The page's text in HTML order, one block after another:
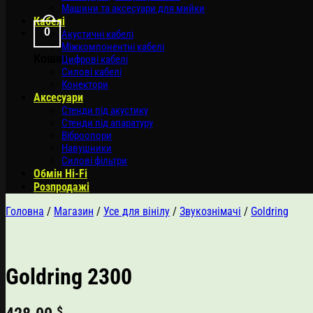
0
Кошик
Машини та аксесуари для мийки
Кабелі
Акустичні кабелі
Міжкомпонентні кабелі
Цифрові кабелі
Силові кабелі
Конектори
Аксесуари
Стенди під акустику
Стенди під апаратуру
Віброопори
Навушники
Силові фільтри
Обмін Hi-Fi
Розпродажі
Головна / Магазин / Усе для вінілу / Звукознімачі / Goldring
Goldring 2300